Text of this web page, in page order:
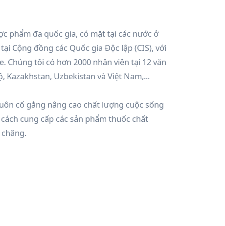
phẩm đa quốc gia, có mặt tại các nước ở
Cộng đồng các Quốc gia Độc lập (CIS), với
Chúng tôi có hơn 2000 nhân viên tại 12 văn
Kazakhstan, Uzbekistan và Việt Nam,...
cố gắng nâng cao chất lượng cuộc sống
cung cấp các sản phẩm thuốc chất